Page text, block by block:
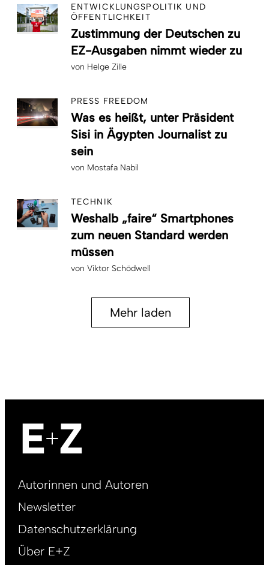
ENTWICKLUNGSPOLITIK UND
ÖFFENTLICHKEIT
Zustimmung der Deutschen zu
EZ-Ausgaben nimmt wieder zu
von Helge Zille
PRESS FREEDOM
Was es heißt, unter Präsident
Sisi in Ägypten Journalist zu
sein
von Mostafa Nabil
TECHNIK
Weshalb „faire“ Smartphones
zum neuen Standard werden
müssen
von Viktor Schödwell
Mehr laden
Footer
DE
Autorinnen und Autoren
Newsletter
Datenschutzerklärung
Über E+Z